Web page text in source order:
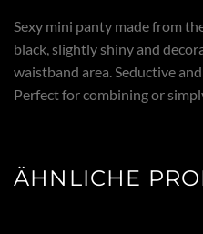
Sexy mini panty made from
black, slightly shiny and
waistband area. Seductive
Perfect for combining or
ÄHNLICHE